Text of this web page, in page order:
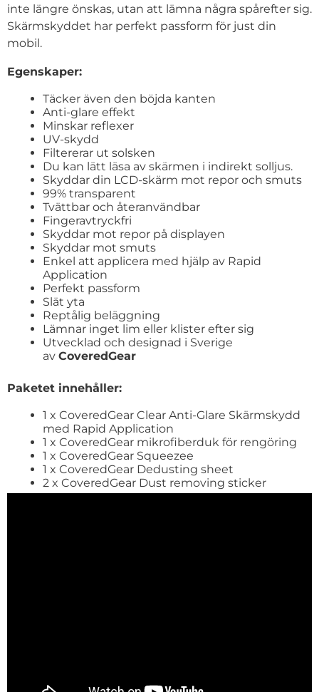
inte längre önskas, utan att lämna några spårefter sig.
Skärmskyddet har perfekt passform för just din
mobil.
Egenskaper:
Täcker även den böjda kanten
Anti-glare effekt
Minskar reflexer
UV-skydd
Filtererar ut solsken
Du kan lätt läsa av skärmen i indirekt solljus.
Skyddar din LCD-skärm mot repor och smuts
99% transparent
Tvättbar och återanvändbar
Fingeravtryckfri
Skyddar mot repor på displayen
Skyddar mot smuts
Enkel att applicera med hjälp av Rapid
Application
Perfekt passform
Slät yta
Reptålig beläggning
Lämnar inget lim eller klister efter sig
Utvecklad och designad i Sverige
av CoveredGear
Paketet innehåller:
1 x CoveredGear Clear Anti-Glare Skärmskydd
med Rapid Application
1 x CoveredGear mikrofiberduk för rengöring
1 x CoveredGear Squeezee
1 x CoveredGear Dedusting sheet
2 x CoveredGear Dust removing sticker